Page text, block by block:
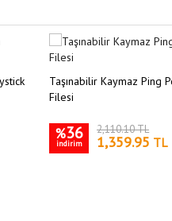
Taşınabilir Kaymaz Ping
Filesi
%36
indirim
2,110.10 TL
1,359.95 TL